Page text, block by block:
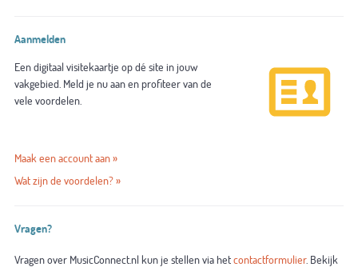
Aanmelden
Een digitaal visitekaartje op dé site in jouw
vakgebied. Meld je nu aan en profiteer van de
vele voordelen.
Maak een account aan »
Wat zijn de voordelen? »
Vragen?
Vragen over MusicConnect.nl kun je stellen via hetcontactformulier. Bekijk